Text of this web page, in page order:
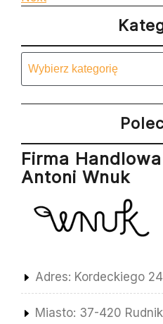
wpisu
Firma
Antoni Wnuk
Adres: Kordeckiego 24
Miasto: 37-420